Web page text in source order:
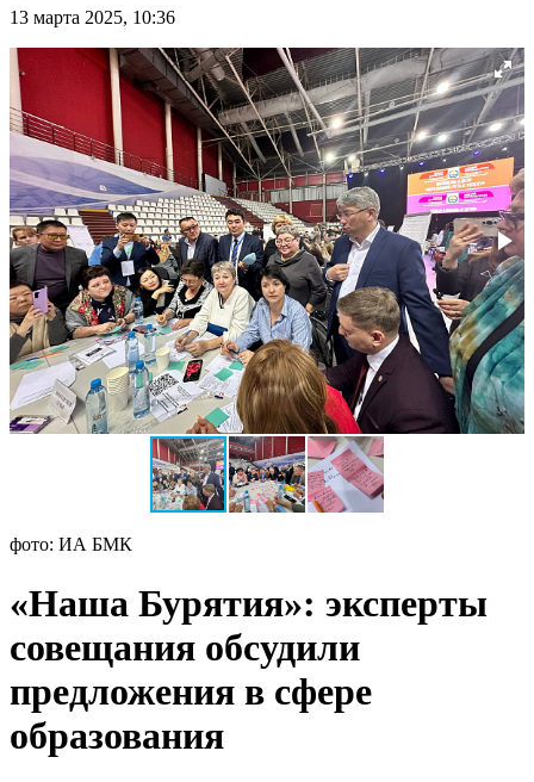
13 марта 2025, 10:36
фото: ИА БМК
«Наша Бурятия»: эксперты
совещания обсудили
предложения в сфере
образования